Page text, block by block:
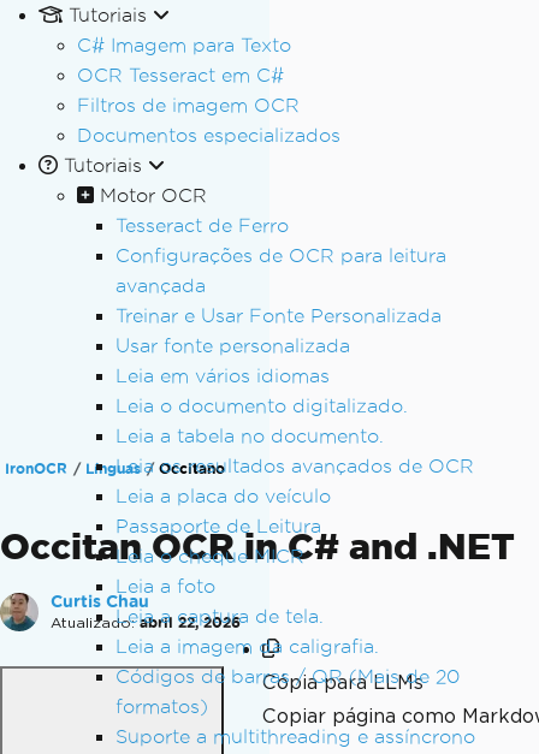
Tutoriais
C# Imagem para Texto
OCR Tesseract em C#
Filtros de imagem OCR
Documentos especializados
Tutoriais
Motor OCR
Tesseract de Ferro
Configurações de OCR para leitura
avançada
Treinar e Usar Fonte Personalizada
Usar fonte personalizada
Leia em vários idiomas
Leia o documento digitalizado.
Leia a tabela no documento.
Leia os resultados avançados de OCR
Leia a placa do veículo
Passaporte de Leitura
Leia o cheque MICR
Leia a foto
Leia a captura de tela.
Leia a imagem da caligrafia.
Códigos de barras / QR (Mais de 20
formatos)
Suporte a multithreading e assíncrono
IronOCR Línguas Occitano
Occitan OCR in C# and .NET
Curtis Chau
Atualizado: abril 22, 2026
Cópia para LLMs
Copiar página como